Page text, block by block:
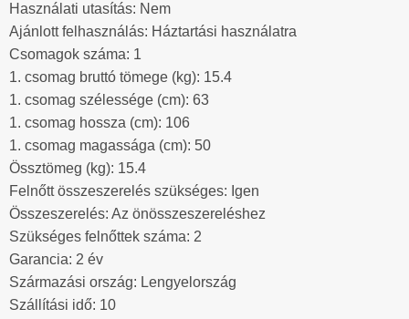
Használati utasítás: Nem
Ajánlott felhasználás: Háztartási használatra
Csomagok száma: 1
1. csomag bruttó tömege (kg): 15.4
1. csomag szélessége (cm): 63
1. csomag hossza (cm): 106
1. csomag magassága (cm): 50
Össztömeg (kg): 15.4
Felnőtt összeszerelés szükséges: Igen
Összeszerelés: Az önösszeszereléshez
Szükséges felnőttek száma: 2
Garancia: 2 év
Származási ország: Lengyelország
Szállítási idő: 10